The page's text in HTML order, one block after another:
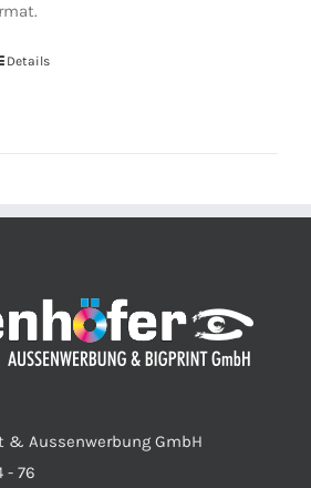
Details
& Aussenwerbung GmbH
- 76